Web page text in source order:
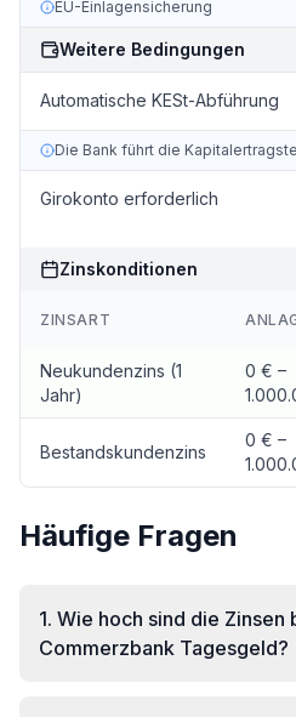
EU-Einlagensicherung
Weitere Bedingungen
Automatische KESt-Abführung
Die Bank führt die
Girokonto erforderlich
Zinskonditionen
ZINSART
Neukundenzins (1
Jahr)
0 € –
Bestandskundenzins
0 € –
Häufige Fragen
1. Wie hoch sind die Zinsen
Commerzbank Tagesgeld?